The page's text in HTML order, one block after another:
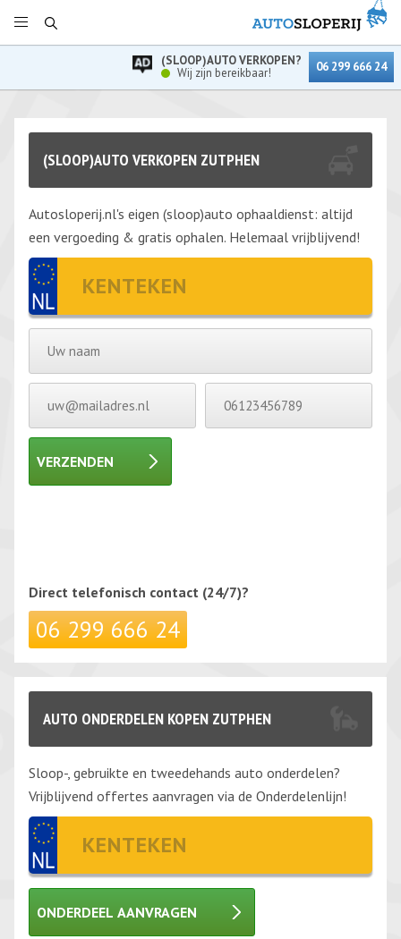
(SLOOP)AUTO VERKOPEN?
Wij zijn bereikbaar!
06 299 666 24
(SLOOP)AUTO VERKOPEN ZUTPHEN
Autosloperij.nl's eigen (sloop)auto ophaaldienst: altijd
een vergoeding & gratis ophalen. Helemaal vrijblijvend!
VERZENDEN
Direct telefonisch contact (24/7)?
06 299 666 24
AUTO ONDERDELEN KOPEN ZUTPHEN
Sloop-, gebruikte en tweedehands auto onderdelen?
Vrijblijvend offertes aanvragen via de Onderdelenlijn!
ONDERDEEL AANVRAGEN